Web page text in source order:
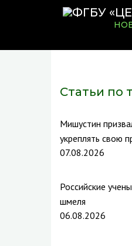
Статьи по
Мишустин
укреплять свою
07.08.2026
Российские
шмеля
06.08.2026